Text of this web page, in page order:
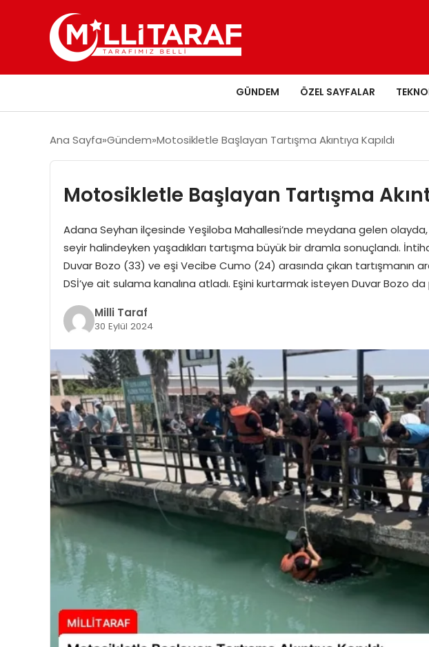
GÜNDEM ÖZEL SAYFALAR
Ana Sayfa Gündem Motosikletle Başlayan Tartışma Akıntıya Kapıldı
Motosikletle Başlayan Tartışma
Adana Seyhan ilçesinde Yeşiloba Mahallesi’nde meydana gelen
seyir halindeyken yaşadıkları tartışma büyük bir dramla sonuçlandı.
Duvar Bozo (33) ve eşi Vecibe Cumo (24) arasında çıkan tartışmanın
DSİ’ye ait sulama kanalına atladı. Eşini kurtarmak isteyen Duvar Bozo
Milli Taraf
30 Eylül 2024